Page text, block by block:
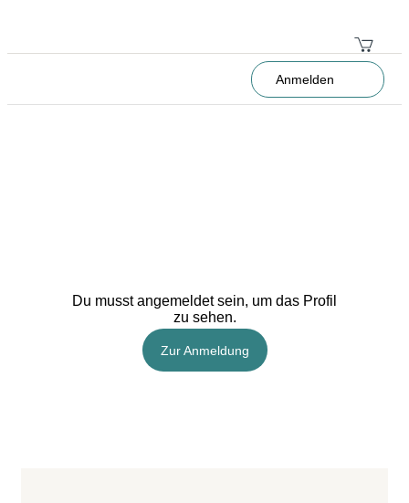
Anmelden
Du musst angemeldet sein, um das Profil
zu sehen.
Zur Anmeldung